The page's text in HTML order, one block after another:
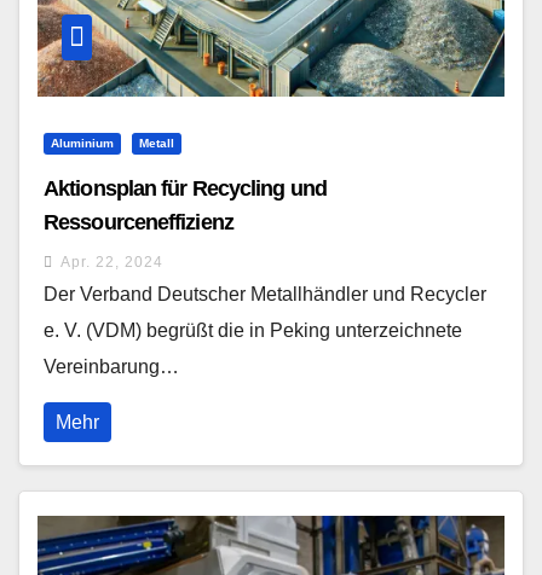
Aluminium Metall
Aktionsplan für Recycling und
Ressourceneffizienz
Apr. 22, 2024
Der Verband Deutscher Metallhändler und Recycler
e. V. (VDM) begrüßt die in Peking unterzeichnete
Vereinbarung…
Mehr